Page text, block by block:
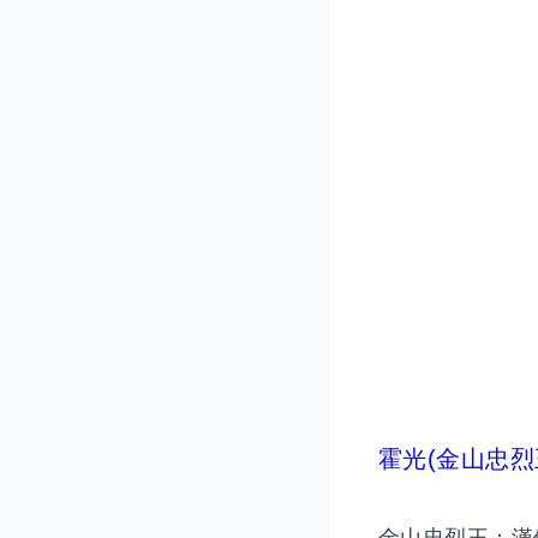
霍光(金山忠